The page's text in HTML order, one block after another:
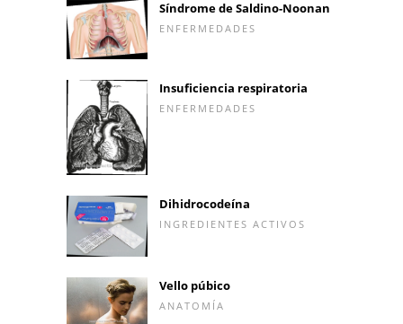
Síndrome de Saldino-Noonan
ENFERMEDADES
Insuficiencia respiratoria
ENFERMEDADES
Dihidrocodeína
INGREDIENTES ACTIVOS
Vello púbico
ANATOMÍA